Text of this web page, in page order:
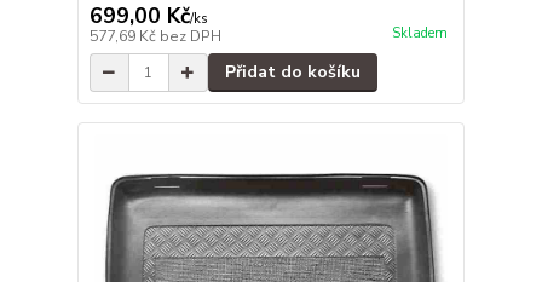
699,00 Kč/ks
577,69 Kč bez DPH Skladem
Přidat do košíku